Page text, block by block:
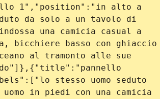
1","position":"in alto a
da solo a un tavolo di
una camicia casual a
bicchiere basso con ghiaccio
al tramonto alle sue
stesso uomo seduto
in piedi con una camicia